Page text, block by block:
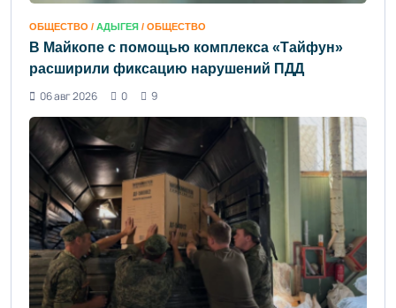
ОБЩЕСТВО / АДЫГЕЯ / ОБЩЕСТВО
В Майкопе с помощью комплекса «Тайфун»
расширили фиксацию нарушений ПДД
06 авг 2026
0 9